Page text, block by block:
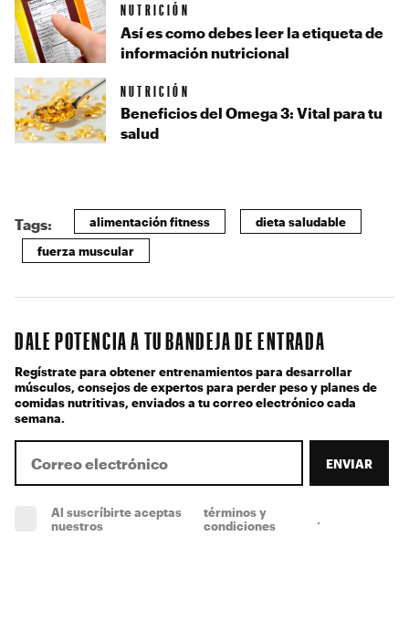
NUTRICIÓN
Así es como debes leer la etiqueta de
información nutricional
NUTRICIÓN
Beneficios del Omega 3: Vital para tu
salud
Tags: alimentación fitness dieta saludable
fuerza muscular
DALE POTENCIA A TU BANDEJA DE ENTRADA
Regístrate para obtener entrenamientos para desarrollar
músculos, consejos de expertos para perder peso y planes de
comidas nutritivas, enviados a tu correo electrónico cada
semana.
ENVIAR
Al suscríbirte aceptas
nuestros
términos y
condiciones